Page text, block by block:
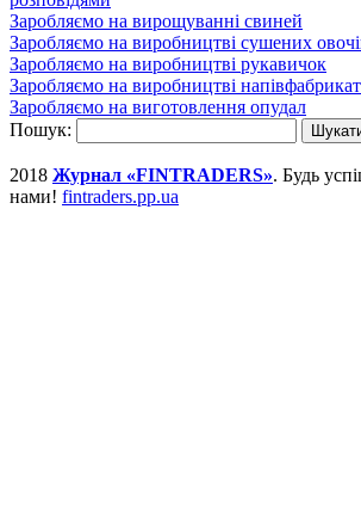
Заробляємо на вирощуванні свиней
Заробляємо на виробництві сушених
Заробляємо на виробництві рукавичок
Заробляємо на виробництві
Заробляємо на виготовлення опудал
Пошук:
2018 Журнал «FINTRADERS». Будь
нами! fintraders.pp.ua